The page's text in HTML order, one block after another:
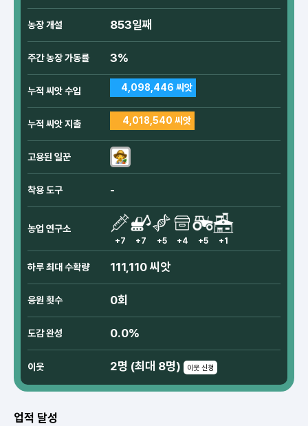
농장 개설 853일째
주간 농장 가동률 3%
누적 씨앗 수입 4,098,446 씨앗
누적 씨앗 지출 4,018,540 씨앗
고용된 일꾼
착용 도구 -
농업 연구소
+7 +7 +5 +4 +5 +1
하루 최대 수확량 111,110 씨앗
응원 횟수 0회
도감 완성 0.0%
이웃 2명 (최대 8명) 이웃 신청
업적 달성